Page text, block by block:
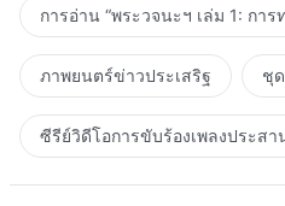
การอ่าน “พระวจนะฯ เล่ม 1: กา
ภาพยนตร์ข่าวประเสริฐ ชุ
ซีรีย์วิดีโอการขับร้องเพลงประสา